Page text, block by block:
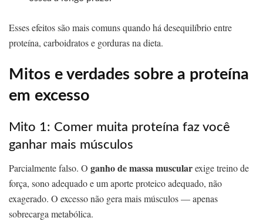
Esses efeitos são mais comuns quando há desequilíbrio entre
proteína, carboidratos e gorduras na dieta.
Mitos e verdades sobre a proteína
em excesso
Mito 1: Comer muita proteína faz você
ganhar mais músculos
Parcialmente falso. O ganho de massa muscularexige treino de
força, sono adequado e um aporte proteico adequado, não
exagerado. O excesso não gera mais músculos — apenas
sobrecarga metabólica.